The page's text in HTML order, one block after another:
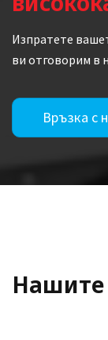
Изпратете
ви отговорим в
Връзка с
Нашите